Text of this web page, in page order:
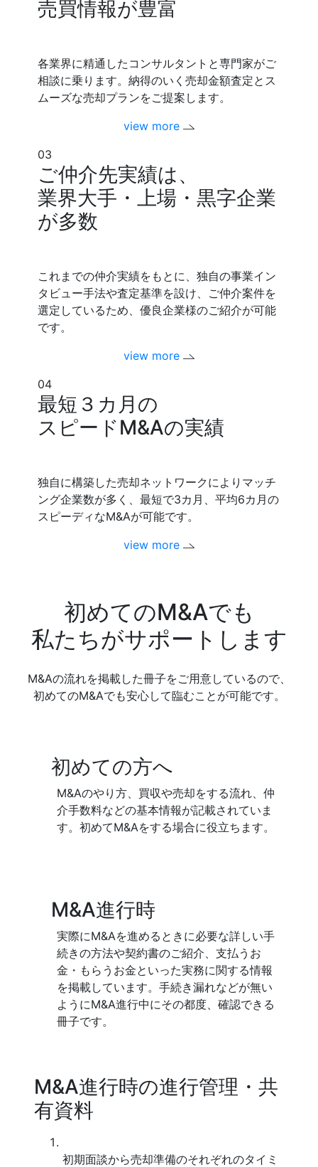
売買情報が豊富
各業界に精通したコンサルタントと専門家がご
相談に乗ります。納得のいく売却金額査定とス
ムーズな売却プランをご提案します。
view more
03
ご仲介先実績は、
業界大手・上場・黒字企業
が多数
これまでの仲介実績をもとに、独自の事業イン
タビュー手法や査定基準を設け、ご仲介案件を
選定しているため、優良企業様のご紹介が可能
です。
view more
04
最短３カ月の
スピードM&Aの実績
独自に構築した売却ネットワークによりマッチ
ング企業数が多く、最短で3カ月、平均6カ月の
スピーディなM&Aが可能です。
view more
初めてのM&Aでも
私たちがサポートします
M&Aの流れを掲載した冊子をご用意しているので、
初めてのM&Aでも安心して臨むことが可能です。
初めての方へ
M&Aのやり方、買収や売却をする流れ、仲
介手数料などの基本情報が記載されていま
す。初めてM&Aをする場合に役立ちます。
M&A進行時
実際にM&Aを進めるときに必要な詳しい手
続きの方法や契約書のご紹介、支払うお
金・もらうお金といった実務に関する情報
を掲載しています。手続き漏れなどが無い
ようにM&A進行中にその都度、確認できる
冊子です。
M&A進行時の進行管理・共
有資料
初期面談から売却準備のそれぞれのタイミ